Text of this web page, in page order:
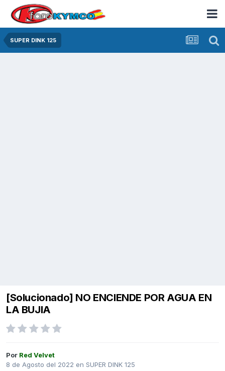
SUPER DINK 125
[Solucionado] NO ENCIENDE POR AGUA EN
LA BUJIA
Por Red Velvet
8 de Agosto del 2022 en SUPER DINK 125